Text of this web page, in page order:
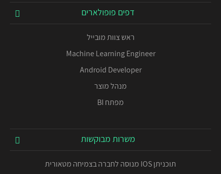
דפים פופולארים
ראש צוות מובייל
Machine Learning Engineer
Android Developer
מנהל מוצר
מפתח BI
משרות מבוקשות
תוכניתן IOS מנוסה לחברה בצמיחה מטאורית